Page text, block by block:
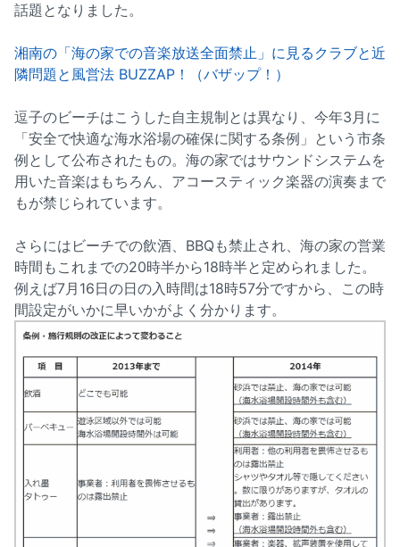
話題となりました。
湘南の「海の家での音楽放送全面禁止」に見るクラブと近
隣問題と風営法 BUZZAP！（バザップ！）
逗子のビーチはこうした自主規制とは異なり、今年3月に
「安全で快適な海水浴場の確保に関する条例」という市条
例として公布されたもの。海の家ではサウンドシステムを
用いた音楽はもちろん、アコースティック楽器の演奏まで
もが禁じられています。
さらにはビーチでの飲酒、BBQも禁止され、海の家の営業
時間もこれまでの20時半から18時半と定められました。
例えば7月16日の日の入時間は18時57分ですから、この時
間設定がいかに早いかがよく分かります。